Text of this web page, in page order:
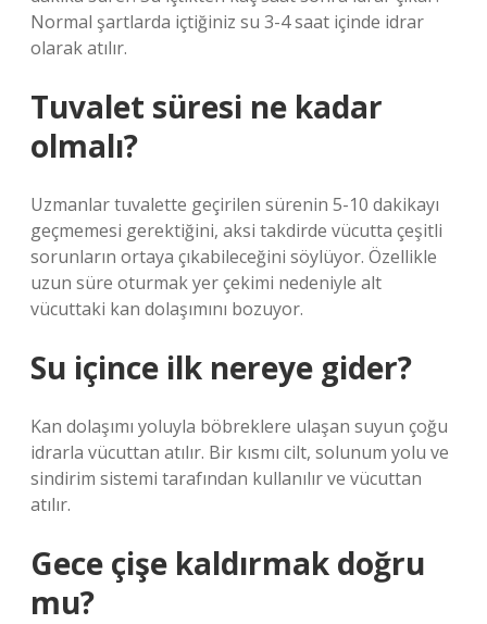
Normal şartlarda içtiğiniz su 3-4 saat içinde idrar
olarak atılır.
Tuvalet süresi ne kadar
olmalı?
Uzmanlar tuvalette geçirilen sürenin 5-10 dakikayı
geçmemesi gerektiğini, aksi takdirde vücutta çeşitli
sorunların ortaya çıkabileceğini söylüyor. Özellikle
uzun süre oturmak yer çekimi nedeniyle alt
vücuttaki kan dolaşımını bozuyor.
Su içince ilk nereye gider?
Kan dolaşımı yoluyla böbreklere ulaşan suyun çoğu
idrarla vücuttan atılır. Bir kısmı cilt, solunum yolu ve
sindirim sistemi tarafından kullanılır ve vücuttan
atılır.
Gece çişe kaldırmak doğru
mu?